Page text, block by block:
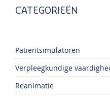
CATEGORIEËN
Patiëntsimulatoren
Verpleegkundige
Reanimatie